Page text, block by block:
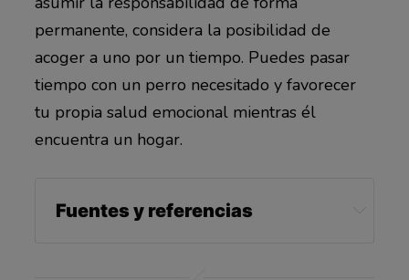
permanente, considera la posibilidad de
acoger a uno por un tiempo. Puedes pasar
tiempo con un perro necesitado y favorecer
tu propia salud emocional mientras él
encuentra un hogar.
Fuentes y referencias